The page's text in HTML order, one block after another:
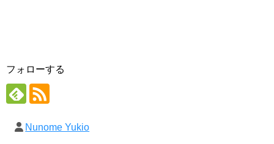
フォローする
Nunome Yukio